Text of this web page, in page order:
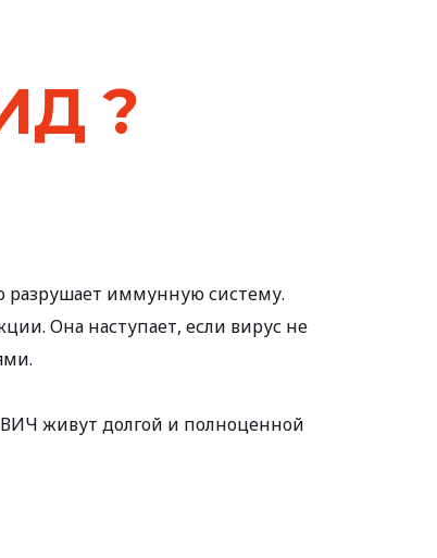
?
разрушает иммунную систему.
Она наступает, если вирус не
живут долгой и полноценной